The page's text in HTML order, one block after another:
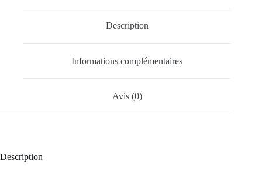
Description
Informations complémentaires
Avis (0)
Description